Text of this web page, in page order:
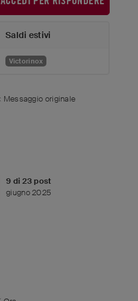
Saldi estivi
Victorinox
Messaggio originale
9 di 23 post
giugno 2025